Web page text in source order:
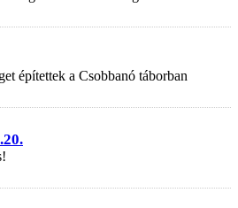
építettek a Csobbanó táborban